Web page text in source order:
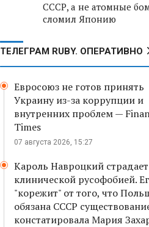
СССР, а не атомные
сломил Японию
ТЕЛЕГРАМ RUBY. ОПЕРАТИВНО
Евросоюз не готов принять
Украину из-за коррупции и
внутренних проблем —
Times
07 августа 2026, 15:27
Кароль Навроцкий страдает
клинической русофобией.
"корежит" от того, что
обязана СССР
констатировала Мария